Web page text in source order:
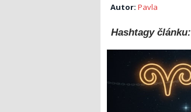
Autor: Pavla
Hashtagy článku: